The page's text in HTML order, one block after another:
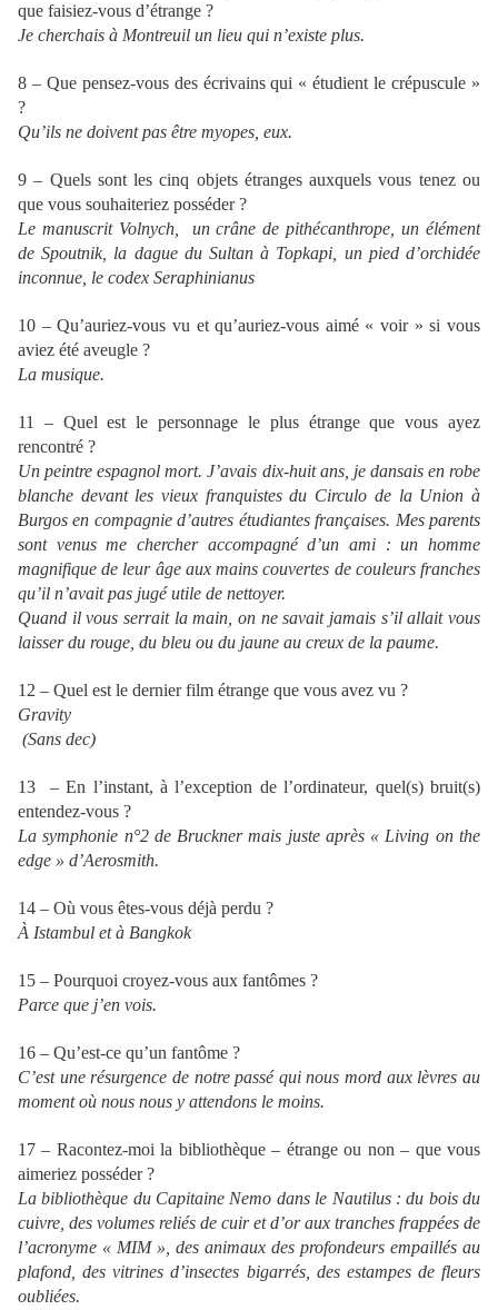
que faisiez-vous d’étrange ?
Je cherchais à Montreuil un lieu qui n’existe plus.
8 – Que pensez-vous des écrivains qui « étudient le crépuscule »
?
Qu’ils ne doivent pas être myopes, eux.
9 – Quels sont les cinq objets étranges auxquels vous tenez ou
que vous souhaiteriez posséder ?
Le manuscrit Volnych, un crâne de pithécanthrope, un élément
de Spoutnik, la dague du Sultan à Topkapi, un pied d’orchidée
inconnue, le codex Seraphinianus
10 – Qu’auriez-vous vu et qu’auriez-vous aimé « voir » si vous
aviez été aveugle ?
La musique.
11 – Quel est le personnage le plus étrange que vous ayez
rencontré ?
Un peintre espagnol mort. J’avais dix-huit ans, je dansais en robe
blanche devant les vieux franquistes du Circulo de la Union à
Burgos en compagnie d’autres étudiantes françaises. Mes parents
sont venus me chercher accompagné d’un ami : un homme
magnifique de leur âge aux mains couvertes de couleurs franches
qu’il n’avait pas jugé utile de nettoyer.
Quand il vous serrait la main, on ne savait jamais s’il allait vous
laisser du rouge, du bleu ou du jaune au creux de la paume.
12 – Quel est le dernier film étrange que vous avez vu ?
Gravity
(Sans dec)
13 – En l’instant, à l’exception de l’ordinateur, quel(s) bruit(s)
entendez-vous ?
La symphonie n°2 de Bruckner mais juste après « Living on the
edge » d’Aerosmith.
14 – Où vous êtes-vous déjà perdu ?
À Istambul et à Bangkok
15 – Pourquoi croyez-vous aux fantômes ?
Parce que j’en vois.
16 – Qu’est-ce qu’un fantôme ?
C’est une résurgence de notre passé qui nous mord aux lèvres au
moment où nous nous y attendons le moins.
17 – Racontez-moi la bibliothèque – étrange ou non – que vous
aimeriez posséder ?
La bibliothèque du Capitaine Nemo dans le Nautilus : du bois du
cuivre, des volumes reliés de cuir et d’or aux tranches frappées de
l’acronyme « MIM », des animaux des profondeurs empaillés au
plafond, des vitrines d’insectes bigarrés, des estampes de fleurs
oubliées.